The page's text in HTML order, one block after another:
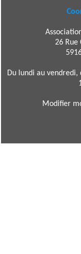
26 Rue
Du lundi au vendredi,
Modifier